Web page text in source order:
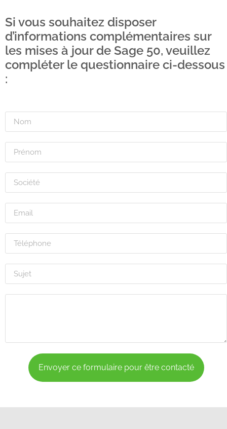
Si vous souhaitez disposer
d’informations complémentaires sur
les mises à jour de Sage 50, veuillez
compléter le questionnaire ci-dessous
:
Envoyer ce formulaire pour être contacté